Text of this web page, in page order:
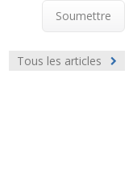
Soumettre
Tous les articles